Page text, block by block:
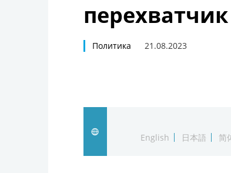
перехватчик
Политика 21.08.2023
English
日本語 简